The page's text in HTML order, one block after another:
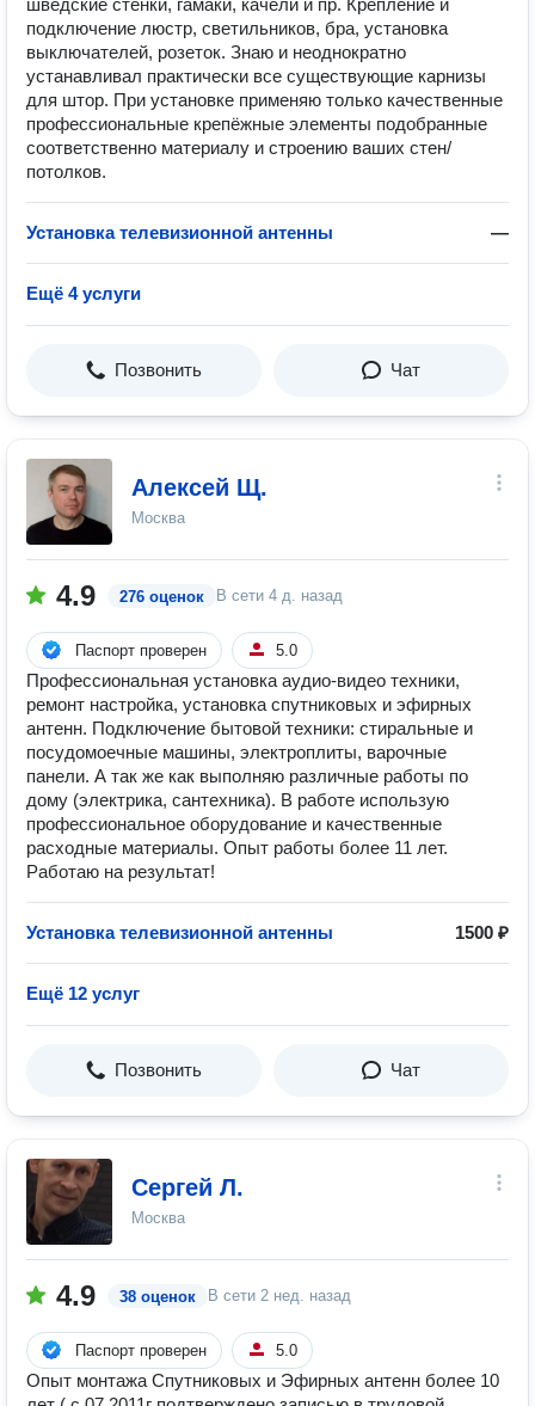
шведские стенки, гамаки, качели и пр. Крепление и
подключение люстр, светильников, бра, установка
выключателей, розеток. Знаю и неоднократно
устанавливал практически все существующие карнизы
для штор. При установке применяю только качественные
профессиональные крепёжные элементы подобранные
соответственно материалу и строению ваших стен/
потолков.
Установка телевизионной антенны —
Ещё 4 услуги
Позвонить Чат
Алексей Щ.
Москва
4.9 276 оценок В сети 4 д. назад
Паспорт проверен 5.0
Профессиональная установка аудио-видео техники,
ремонт настройка, установка спутниковых и эфирных
антенн. Подключение бытовой техники: стиральные и
посудомоечные машины, электроплиты, варочные
панели. А так же как выполняю различные работы по
дому (электрика, сантехника). В работе использую
профессиональное оборудование и качественные
расходные материалы. Опыт работы более 11 лет.
Работаю на результат!
Установка телевизионной антенны 1500 ₽
Ещё 12 услуг
Позвонить Чат
Сергей Л.
Москва
4.9 38 оценок В сети 2 нед. назад
Паспорт проверен 5.0
Опыт монтажа Спутниковых и Эфирных антенн более 10